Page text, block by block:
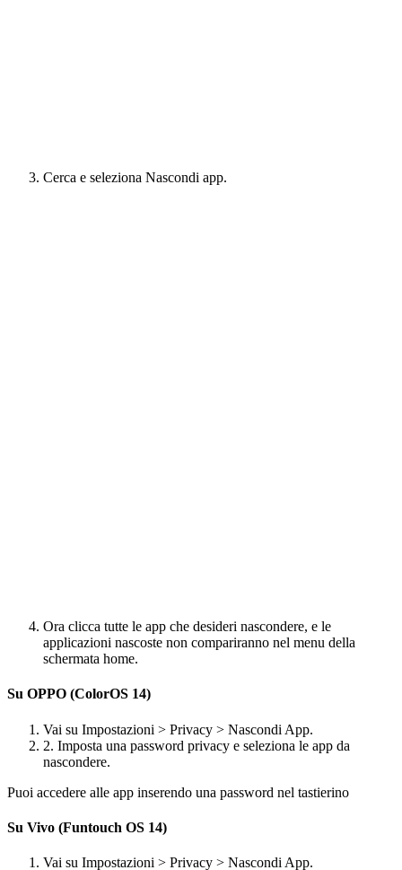
Cerca e seleziona Nascondi app.
Ora clicca tutte le app che desideri nascondere, e le
applicazioni nascoste non compariranno nel menu della
schermata home.
Su OPPO (ColorOS 14)
Vai su Impostazioni > Privacy > Nascondi App.
2. Imposta una password privacy e seleziona le app da
nascondere.
Puoi accedere alle app inserendo una password nel tastierino
Su Vivo (Funtouch OS 14)
Vai su Impostazioni > Privacy > Nascondi App.